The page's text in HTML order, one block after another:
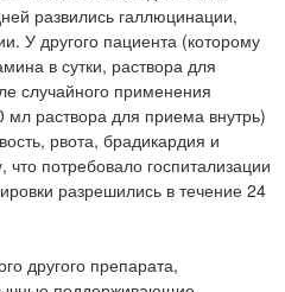
развились галлюцинации,
У другого пациента (которому
в сутки, раствора для
случайного применения
мл раствора для приема внутрь)
рвота, брадикардия и
что потребовало госпитализации
разрешились в течение 24
другого препарата,